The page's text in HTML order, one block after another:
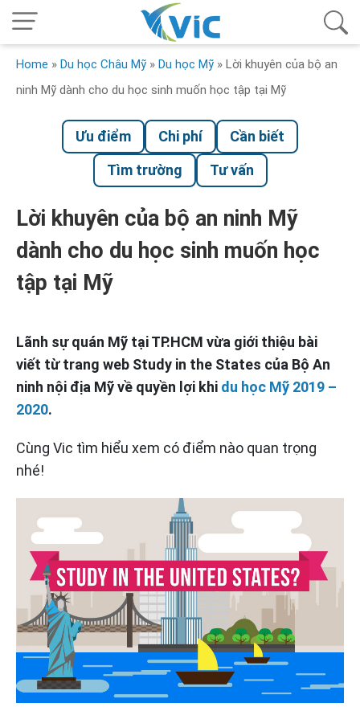
Home » Du học Châu Mỹ » Du học Mỹ » Lời khuyên của bộ an
ninh Mỹ dành cho du học sinh muốn học tập tại Mỹ
Ưu điểm Chi phí
Cần biết
Tìm trường
Tư vấn
Lời khuyên của bộ an ninh Mỹ
dành cho du học sinh muốn học
tập tại Mỹ
Lãnh sự quán Mỹ tại TP.HCM vừa giới thiệu bài
viết từ trang web Study in the States của Bộ An
ninh nội địa Mỹ về quyền lợi khi du học Mỹ 2019 –
2020.
Cùng Vic tìm hiểu xem có điểm nào quan trọng
nhé!